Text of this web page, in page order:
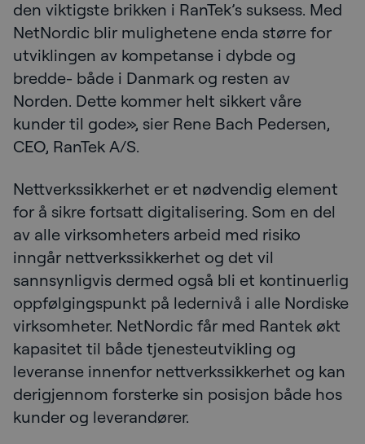
den viktigste brikken i RanTek’s suksess. Med
NetNordic blir mulighetene enda større for
utviklingen av kompetanse i dybde og
bredde- både i Danmark og resten av
Norden. Dette kommer helt sikkert våre
kunder til gode», sier Rene Bach Pedersen,
CEO, RanTek A/S.
Nettverkssikkerhet er et nødvendig element
for å sikre fortsatt digitalisering. Som en del
av alle virksomheters arbeid med risiko
inngår nettverkssikkerhet og det vil
sannsynligvis dermed også bli et kontinuerlig
oppfølgingspunkt på ledernivå i alle Nordiske
virksomheter. NetNordic får med Rantek økt
kapasitet til både tjenesteutvikling og
leveranse innenfor nettverkssikkerhet og kan
derigjennom forsterke sin posisjon både hos
kunder og leverandører.